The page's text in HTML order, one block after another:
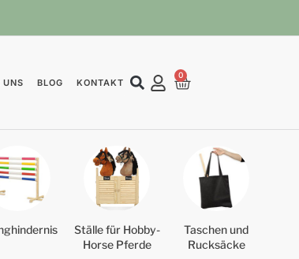
UNS BLOG KONTAKT
0
Ställe für Hobby-
Horse Pferde
Taschen und
Rucksäcke